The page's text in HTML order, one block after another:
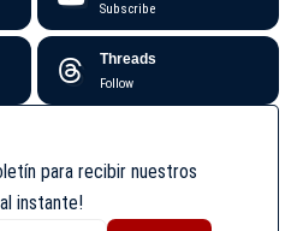
Subscribe
Threads
Follow
para recibir nuestros
instante!